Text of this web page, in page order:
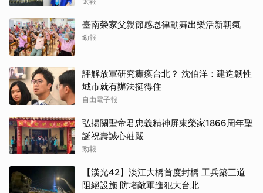
臺南榮家父親節感恩律動舞出樂活新朝氣
勁報
評解放軍研究癱瘓台北？ 沈伯洋：建造韌性
城市就有辦法挺得住
自由電子報
弘揚關聖帝君忠義精神屏東榮家1866周年聖
誕祝壽誠心莊嚴
勁報
【漢光42】淡江大橋首度封橋 工兵築三道
阻絕設施 防堵敵軍進犯大台北